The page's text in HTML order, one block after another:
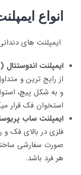
انواع
ایمپلنت های
ایمپلنت
از رایج ترین و
و به شکل پیچ،
استخوان فک قرار
ایمپلنت ساب
فلزی در بالای فک و
صورت سفارشی
هر فرد باشد.